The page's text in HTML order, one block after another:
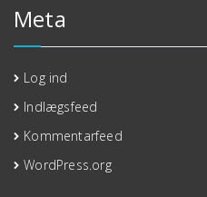
Meta
Log ind
Indlægsfeed
Kommentarfeed
WordPress.org